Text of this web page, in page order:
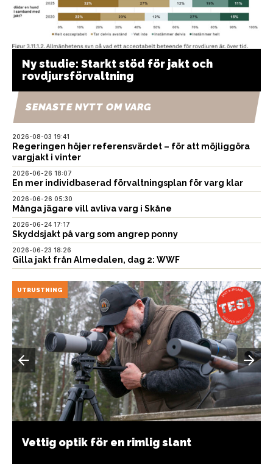
Ny studie: Starkt stöd för jakt och
rovdjursförvaltning
SENASTE NYTT OM VARG
2026-08-03 19:41
Regeringen höjer referensvärdet – för att möjliggöra
vargjakt i vinter
2026-06-26 18:07
En mer individbaserad förvaltningsplan för varg klar
2026-06-26 05:30
Många jägare vill avliva varg i Skåne
2026-06-24 17:17
Skyddsjakt på varg som angrep ponny
2026-06-23 18:26
Gilla jakt från Almedalen, dag 2: WWF
UTRUSTNING
Vettig optik för en rimlig slant